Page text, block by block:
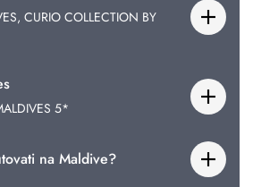
CURIO COLLECTION BY
5*
na Maldive?